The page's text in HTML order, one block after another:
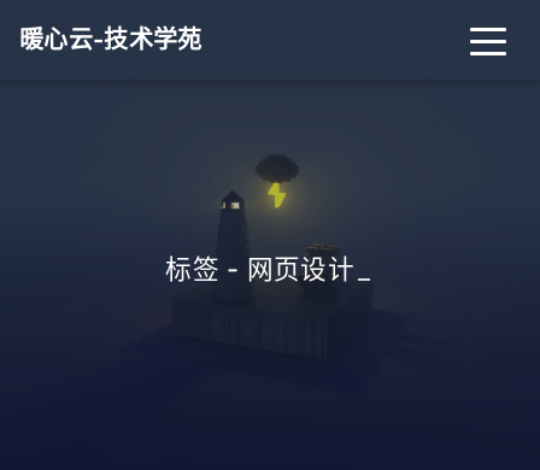
暖心云-技术学苑
标签 - 网页设计